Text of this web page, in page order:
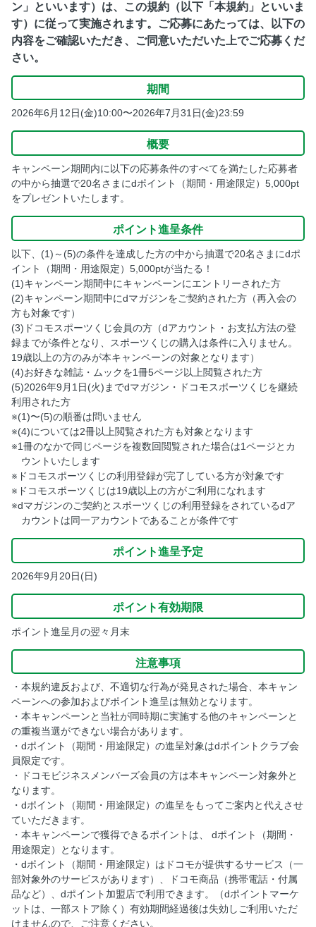
ン」といいます）は、この規約（以下「本規約」といいま
す）に従って実施されます。ご応募にあたっては、以下の
内容をご確認いただき、ご同意いただいた上でご応募くだ
さい。
期間
2026年6月12日(金)10:00〜2026年7月31日(金)23:59
概要
キャンペーン期間内に以下の応募条件のすべてを満たした応募者
の中から抽選で20名さまにdポイント（期間・用途限定）5,000pt
をプレゼントいたします。
ポイント進呈条件
以下、(1)～(5)の条件を達成した方の中から抽選で20名さまにdポ
イント（期間・用途限定）5,000ptが当たる！
(1)キャンペーン期間中にキャンペーンにエントリーされた方
(2)キャンペーン期間中にdマガジンをご契約された方（再入会の
方も対象です）
(3)ドコモスポーツくじ会員の方（dアカウント・お支払方法の登
録までが条件となり、スポーツくじの購入は条件に入りません。
19歳以上の方のみが本キャンペーンの対象となります）
(4)お好きな雑誌・ムックを1冊5ページ以上閲覧された方
(5)2026年9月1日(火)までdマガジン・ドコモスポーツくじを継続
利用された方
※(1)〜(5)の順番は問いません
※(4)については2冊以上閲覧された方も対象となります
※1冊のなかで同じページを複数回閲覧された場合は1ページとカ
ウントいたします
※ドコモスポーツくじの利用登録が完了している方が対象です
※ドコモスポーツくじは19歳以上の方がご利用になれます
※dマガジンのご契約とスポーツくじの利用登録をされているdア
カウントは同一アカウントであることが条件です
ポイント進呈予定
2026年9月20日(日)
ポイント有効期限
ポイント進呈月の翌々月末
注意事項
・本規約違反および、不適切な行為が発見された場合、本キャン
ペーンへの参加およびポイント進呈は無効となります。
・本キャンペーンと当社が同時期に実施する他のキャンペーンと
の重複当選ができない場合があります。
・dポイント（期間・用途限定）の進呈対象はdポイントクラブ会
員限定です。
・ドコモビジネスメンバーズ会員の方は本キャンペーン対象外と
なります。
・dポイント（期間・用途限定）の進呈をもってご案内と代えさせ
ていただきます。
・本キャンペーンで獲得できるポイントは、 dポイント（期間・
用途限定）となります。
・dポイント（期間・用途限定）はドコモが提供するサービス（一
部対象外のサービスがあります）、ドコモ商品（携帯電話・付属
品など）、dポイント加盟店で利用できます。（dポイントマーケ
ットは、一部ストア除く）有効期間経過後は失効しご利用いただ
けませんので、ご注意ください。